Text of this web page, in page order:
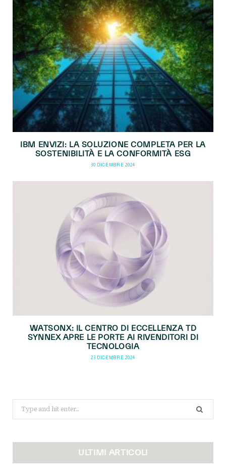
IBM ENVIZI: LA SOLUZIONE COMPLETA PER LA
SOSTENIBILITÀ E LA CONFORMITÀ ESG
30 DICEMBRE 2024
WATSONX: IL CENTRO DI ECCELLENZA TD
SYNNEX APRE LE PORTE AI RIVENDITORI DI
TECNOLOGIA
23 DICEMBRE 2024
Search
for:
ULTIMI ARTICOLI